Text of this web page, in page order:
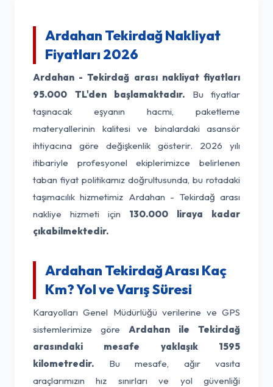
Ardahan Tekirdağ Nakliyat
Fiyatları 2026
Ardahan - Tekirdağ arası nakliyat fiyatları
95.000 TL'den başlamaktadır. Bu fiyatlar
taşınacak eşyanın hacmi, paketleme
materyallerinin kalitesi ve binalardaki asansör
ihtiyacına göre değişkenlik gösterir. 2026 yılı
itibariyle profesyonel ekiplerimizce belirlenen
taban fiyat politikamız doğrultusunda, bu rotadaki
taşımacılık hizmetimiz Ardahan - Tekirdağ arası
nakliye hizmeti için 130.000 liraya kadar
çıkabilmektedir.
Ardahan Tekirdağ Arası Kaç
Km? Yol ve Varış Süresi
Karayolları Genel Müdürlüğü verilerine ve GPS
sistemlerimize göre Ardahan ile Tekirdağ
arasındaki mesafe yaklaşık 1595
kilometredir. Bu mesafe, ağır vasıta
araçlarımızın hız sınırları ve yol güvenliği